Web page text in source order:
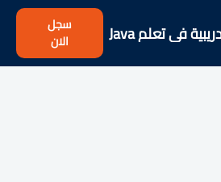
كورس ودورة تدريبية فى تعلم Java
101
سجل
الان